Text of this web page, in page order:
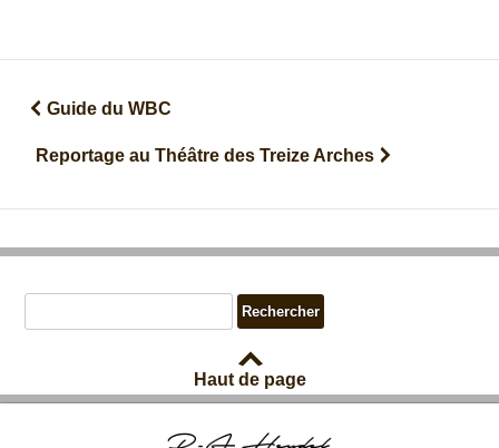
Guide du WBC
Reportage au Théâtre des Treize Arches
Haut de page